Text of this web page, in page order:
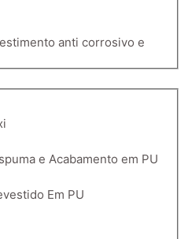
anti corrosivo e
e Acabamento em PU
Em PU